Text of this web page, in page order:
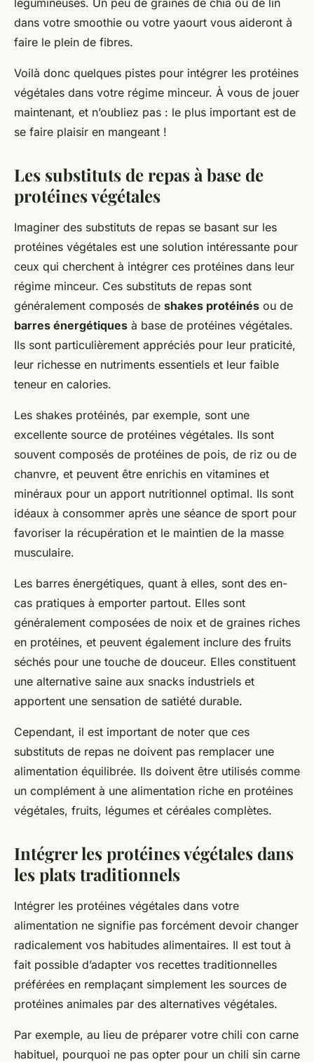
légumineuses. Un peu de graines de chia ou de lin
dans votre smoothie ou votre yaourt vous aideront à
faire le plein de fibres.
Voilà donc quelques pistes pour intégrer les protéines
végétales dans votre régime minceur. À vous de jouer
maintenant, et n’oubliez pas : le plus important est de
se faire plaisir en mangeant !
Les substituts de repas à base de
protéines végétales
Imaginer des substituts de repas se basant sur les
protéines végétales est une solution intéressante pour
ceux qui cherchent à intégrer ces protéines dans leur
régime minceur. Ces substituts de repas sont
généralement composés de shakes protéinés ou de
barres énergétiques à base de protéines végétales.
Ils sont particulièrement appréciés pour leur praticité,
leur richesse en nutriments essentiels et leur faible
teneur en calories.
Les shakes protéinés, par exemple, sont une
excellente source de protéines végétales. Ils sont
souvent composés de protéines de pois, de riz ou de
chanvre, et peuvent être enrichis en vitamines et
minéraux pour un apport nutritionnel optimal. Ils sont
idéaux à consommer après une séance de sport pour
favoriser la récupération et le maintien de la masse
musculaire.
Les barres énergétiques, quant à elles, sont des en-
cas pratiques à emporter partout. Elles sont
généralement composées de noix et de graines riches
en protéines, et peuvent également inclure des fruits
séchés pour une touche de douceur. Elles constituent
une alternative saine aux snacks industriels et
apportent une sensation de satiété durable.
Cependant, il est important de noter que ces
substituts de repas ne doivent pas remplacer une
alimentation équilibrée. Ils doivent être utilisés comme
un complément à une alimentation riche en protéines
végétales, fruits, légumes et céréales complètes.
Intégrer les protéines végétales dans
les plats traditionnels
Intégrer les protéines végétales dans votre
alimentation ne signifie pas forcément devoir changer
radicalement vos habitudes alimentaires. Il est tout à
fait possible d’adapter vos recettes traditionnelles
préférées en remplaçant simplement les sources de
protéines animales par des alternatives végétales.
Par exemple, au lieu de préparer votre chili con carne
habituel, pourquoi ne pas opter pour un chili sin carne